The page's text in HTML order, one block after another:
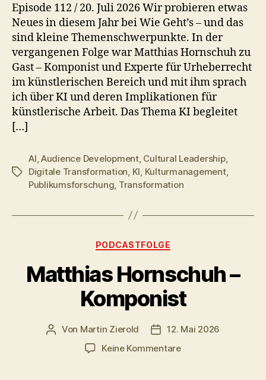
Episode 112 / 20. Juli 2026 Wir probieren etwas
Neues in diesem Jahr bei Wie Geht’s – und das
sind kleine Themenschwerpunkte. In der
vergangenen Folge war Matthias Hornschuh zu
Gast – Komponist und Experte für Urheberrecht
im künstlerischen Bereich und mit ihm sprach
ich über KI und deren Implikationen für
künstlerische Arbeit. Das Thema KI begleitet
[…]
Schlagwörter
AI Audience Development, Cultural Leadership,
Digitale Transformation KI Kulturmanagement,
Publikumsforschung Transformation
Kategorien
PODCASTFOLGE
Matthias Hornschuh –
Komponist
Beitragsautor
Von Martin Zierold Veröffentlichungsdatum
12. Mai 2026
Keine Kommentarezu